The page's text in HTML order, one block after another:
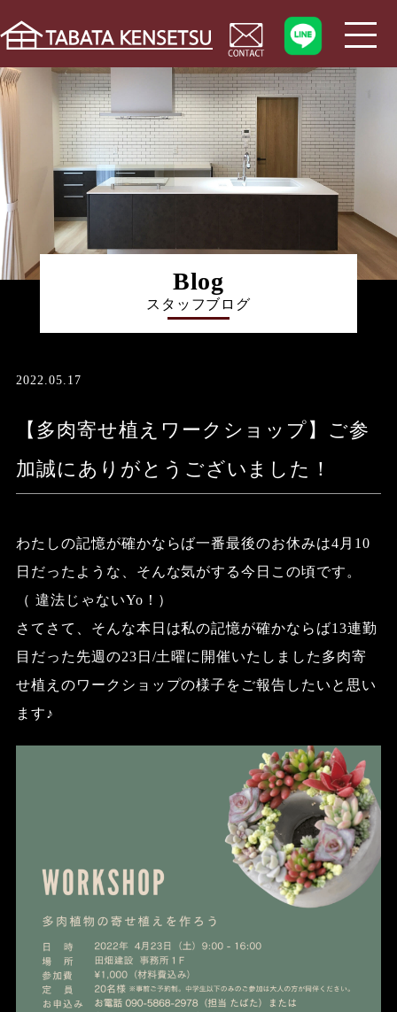
Blog
スタッフブログ
2022.05.17
【多肉寄せ植えワークショップ】ご参
加誠にありがとうございました！
わたしの記憶が確かならば一番最後のお休みは4月10
日だったような、そんな気がする今日この頃です。
（ 違法じゃないYo！）
さてさて、そんな本日は私の記憶が確かならば13連勤
目だった先週の23日/土曜に開催いたしました多肉寄
せ植えのワークショップの様子をご報告したいと思い
ます♪